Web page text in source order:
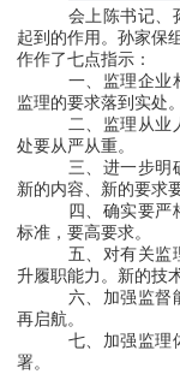
会上陈书记、
起到的作用。孙家保
作作了七点指示：
一、监理企业
监理的要求落到实处。
二、监理从
处要从严从重。
三、进一步明
新的内容、新的要求
四、确实要严
标准，要高要求。
五、对有关监
升履职能力。新的技
六、加强监督
再启航。
七、加强监理
署。